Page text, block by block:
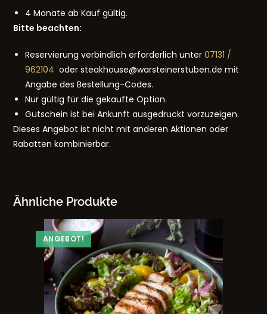
4 Monate ab Kauf gültig.
Bitte beachten:
Reservierung verbindlich erforderlich unter07131 /
962104oder steakhouse@warsteinerstuben.de mit
Angabe des Bestellung-Codes.
Nur gültig für die gekaufte Option.
Gutschein ist bei Ankunft ausgedruckt vorzuzeigen.
Dieses Angebot ist nicht mit anderen Aktionen oder
Rabatten kombinierbar.
Ähnliche Produkte
ANGEBOT!